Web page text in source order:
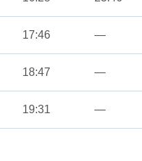
17:46 —
18:47 —
19:31 —